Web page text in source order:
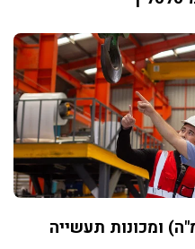
ומכונות תעשייה